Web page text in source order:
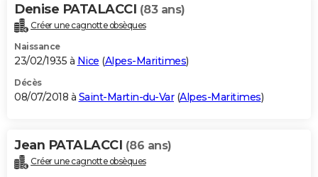
Denise PATALACCI (83 ans)
Créer une cagnotte obsèques
Naissance
23/02/1935 à Nice (Alpes-Maritimes)
Décès
08/07/2018 à Saint-Martin-du-Var(Alpes-Maritimes)
Jean PATALACCI (86 ans)
Créer une cagnotte obsèques